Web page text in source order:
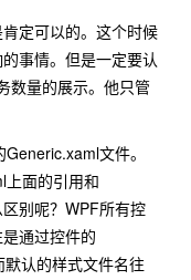
定可以的。这个时候
事情。但是一定要认
数量的展示。他只管
文件。
面的引用和
别呢？WPF所有控
通过控件的
认的样式文件名往